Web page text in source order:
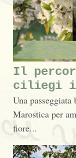
Il
ciliegi
Una
Marostica per
fiore...